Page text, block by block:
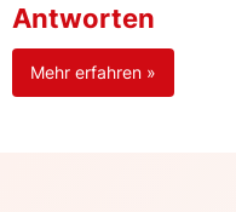
Antworten
Mehr erfahren »